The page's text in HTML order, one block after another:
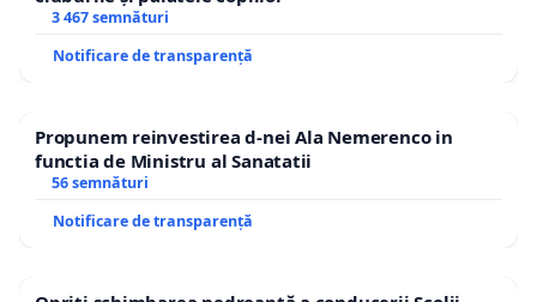
3 467 semnături
Notificare de transparență
Propunem reinvestirea d-nei Ala Nemerenco in
functia de Ministru al Sanatatii
56 semnături
Notificare de transparență